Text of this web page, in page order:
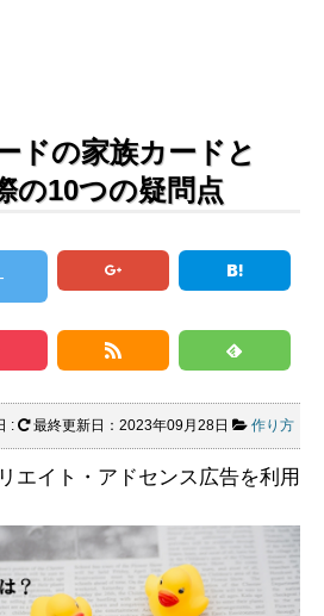
ドの家族カードと
の10つの疑問点
-
: 最終更新日：2023年09月28日 作り方
エイト・アドセンス広告を利用